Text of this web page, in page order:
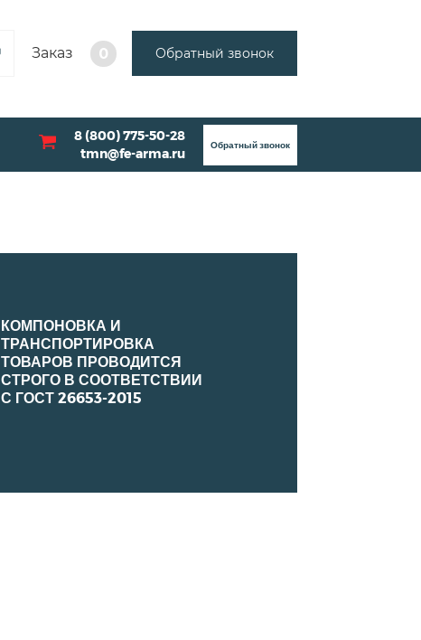
Заказ 0 Обратный звонок
8 (800) 775-50-28
tmn@fe-arma.ru
Обратный звонок
КОМПОНОВКА И
ТРАНСПОРТИРОВКА
ТОВАРОВ ПРОВОДИТСЯ
СТРОГО В СООТВЕТСТВИИ
С ГОСТ 26653-2015